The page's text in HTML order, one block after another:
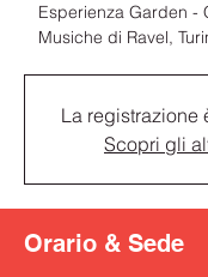
Esperienza Garden -
Musiche di Ravel,
La registrazione
Scopri gli
Orario & Sede